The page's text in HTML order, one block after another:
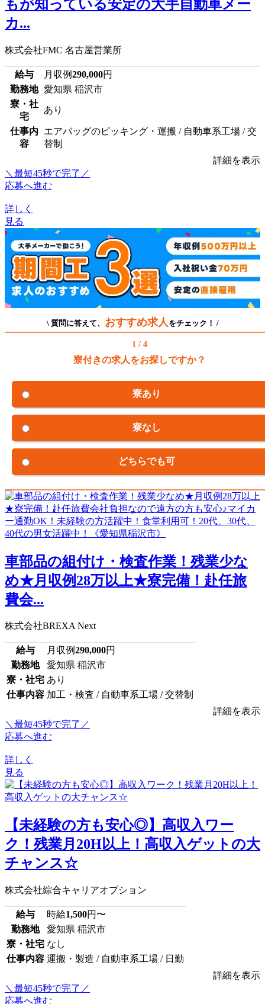
もが知っている安定の大手自動車メー
カ...
株式会社FMC 名古屋営業所
給与 月収例290,000円
勤務地 愛知県 稲沢市
寮・社
宅
あり
仕事内
容
エアバッグのピッキング・運搬 / 自動車系工場 / 交
替制
詳細を表示
＼最短45秒で完了／
応募へ進む
詳しく
見る
\ 質問に答えて、 おすすめ求人 をチェック！ /
1 / 4
寮付きの求人をお探しですか？
寮あり
寮なし
どちらでも可
車部品の組付け・検査作業！残業少な
め★月収例28万以上★寮完備！赴任旅
費会...
株式会社BREXA Next
給与 月収例290,000円
勤務地
愛知県 稲沢市
寮・社宅 あり
仕事内容 加工・検査 / 自動車系工場 / 交替制
詳細を表示
＼最短45秒で完了／
応募へ進む
詳しく
見る
【未経験の方も安心◎】高収入ワー
ク！残業月20H以上！高収入ゲットの大
チャンス☆
株式会社綜合キャリアオプション
給与 時給1,500円〜
勤務地
愛知県 稲沢市
寮・社宅 なし
仕事内容 運搬・製造 / 自動車系工場 / 日勤
詳細を表示
＼最短45秒で完了／
応募へ進む